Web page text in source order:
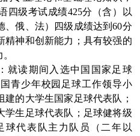
四级考试成绩425分（含）以
、俄、法）四级成绩达到60分
精神和创新能力；具有较强的
就读期间入选中国国家足球
青少年校园足球工作领导小
的大学生国家足球代表队；
学生足球代表队；足球健将级
球代表队主力队员（二年以